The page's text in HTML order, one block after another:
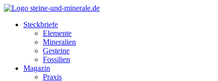
Steckbriefe
Elemente
Mineralien
Gesteine
Fossilien
Magazin
Praxis